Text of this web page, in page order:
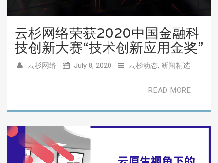
云杉网络荣获2020中国金融科
技创新大赛“技术创新应用金奖”
云杉网络 July 8, 2020 云杉动态, 新闻精选
READ MORE